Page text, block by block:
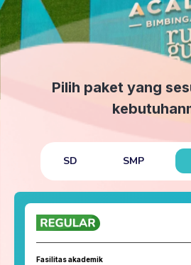
Pilih paket yang
SD SMP
Fasilitas akademik